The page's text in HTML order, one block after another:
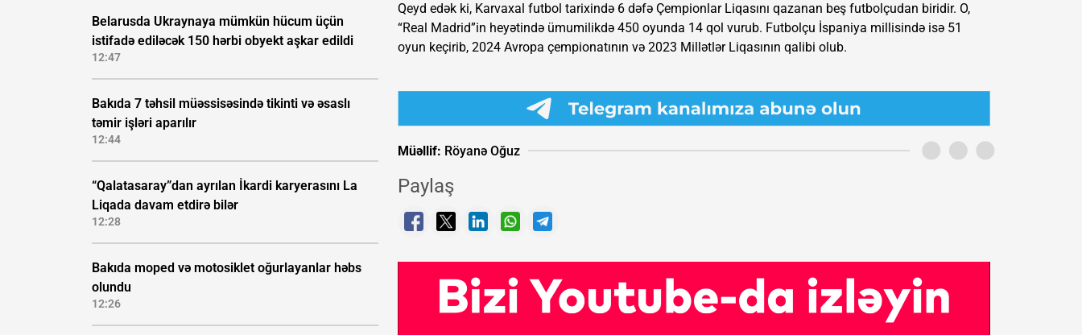
Belarusda Ukraynaya mümkün hücum üçün
istifadə ediləcək 150 hərbi obyekt aşkar edildi
12:47
Bakıda 7 təhsil müəssisəsində tikinti və əsaslı
təmir işləri aparılır
12:44
“Qalatasaray”dan ayrılan İkardi karyerasını La
Liqada davam etdirə bilər
12:28
Bakıda moped və motosiklet oğurlayanlar həbs
olundu
12:26
Qeyd edək ki, Karvaxal futbol tarixində 6 dəfə Çempionlar Liqasını qazanan beş futbolçudan biridir. O,
“Real Madrid”in heyətində ümumilikdə 450 oyunda 14 qol vurub. Futbolçu İspaniya millisində isə 51
oyun keçirib, 2024 Avropa çempionatının və 2023 Millətlər Liqasının qalibi olub.
Müəllif: Röyanə Oğuz
Paylaş